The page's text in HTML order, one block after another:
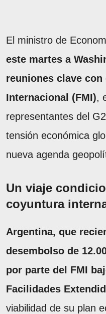
El ministro de
este martes a
reuniones clave
Internacional (FMI),
representantes del
tensión económica
nueva agenda
Un viaje
coyuntura
Argentina, que
desembolso de
por parte del FMI
Facilidades
viabilidad de su plan